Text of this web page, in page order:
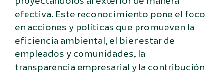
efectiva. Este reconocimiento pone el foco
en acciones y políticas que promueven la
eficiencia ambiental, el bienestar de
empleados y comunidades, la
transparencia empresarial y la contribución